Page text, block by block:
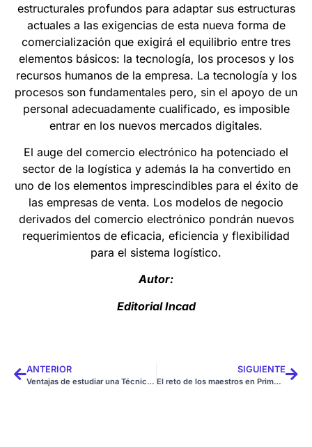
estructurales profundos para adaptar sus estructuras
actuales a las exigencias de esta nueva forma de
comercialización que exigirá el equilibrio entre tres
elementos básicos: la tecnología, los procesos y los
recursos humanos de la empresa. La tecnología y los
procesos son fundamentales pero, sin el apoyo de un
personal adecuadamente cualificado, es imposible
entrar en los nuevos mercados digitales.
El auge del comercio electrónico ha potenciado el
sector de la logística y además la ha convertido en
uno de los elementos imprescindibles para el éxito de
las empresas de venta. Los modelos de negocio
derivados del comercio electrónico pondrán nuevos
requerimientos de eficacia, eficiencia y flexibilidad
para el sistema logístico.
Autor:
Editorial Incad
ANTERIOR
Ventajas de estudiar una Técnica Laboral
SIGUIENTE
El reto de los maestros en Primera Infancia